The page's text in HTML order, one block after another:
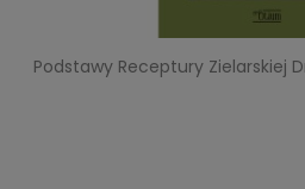
Podstawy Receptury Zielarskiej